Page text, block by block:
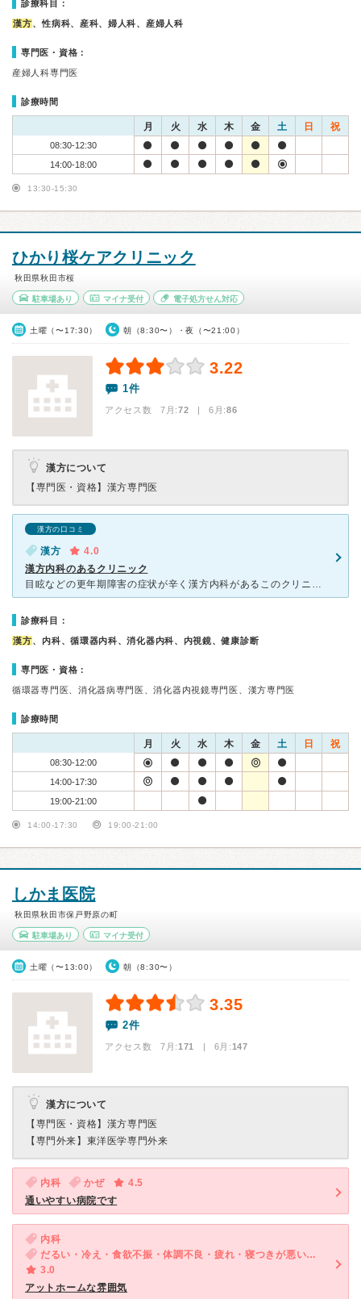
診療科目：
漢方、性病科、産科、婦人科、産婦人科
専門医・資格：
産婦人科専門医
診療時間
月 火 水 木 金 土 日 祝
08:30-12:30
14:00-18:00
13:30-15:30
ひかり桜ケアクリニック
秋田県秋田市桜
駐車場あり マイナ受付 電子処方せん対応
土曜（〜17:30） 朝（8:30〜）・夜（〜21:00）
3.22
1件
アクセス数 7月:72 | 6月:86
漢方について
【専門医・資格】 漢方専門医
漢方の口コミ
漢方
4.0
漢方内科のあるクリニック
目眩などの更年期障害の症状が辛く漢方内科があるこのクリニックを受診しました。先生は優しく相談しやすい方だと思います。スタッフの方達の応対も明るく全体的にクリニックの雰囲気は良いと思いました。院内処方な
診療科目：
漢方、内科、循環器内科、消化器内科、内視鏡、健康診断
専門医・資格：
循環器専門医、消化器病専門医、消化器内視鏡専門医、漢方専門医
診療時間
月 火 水 木 金 土 日 祝
08:30-12:00
14:00-17:30
19:00-21:00
14:00-17:30 19:00-21:00
しかま医院
秋田県秋田市保戸野原の町
駐車場あり マイナ受付
土曜（〜13:00） 朝（8:30〜）
3.35
2件
アクセス数 7月:171 | 6月:147
漢方について
【専門医・資格】 漢方専門医
【専門外来】 東洋医学専門外来
内科 かぜ
4.5
通いやすい病院です
内科
だるい・冷え・食欲不振・体調不良・疲れ・寝つきが悪い・不眠
3.0
アットホームな雰囲気